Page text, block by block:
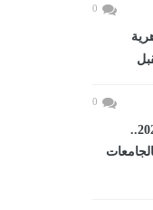
0
0
تنسيق المرحلة الأولى 2026..